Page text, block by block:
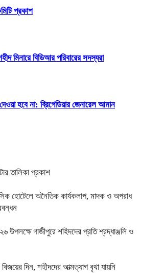
প্রকাশ
মিনারে বিডিআর পরিবারের সদস্যরা
হবে না: ব্রিগেডিয়ার জেনারেল আমান
তালিকা প্রকাশ
হোটেলে অনৈতিক কার্যকলাপ, মাদক ও অপরাধ
গাজীপুরে শহিদদের প্রতি শ্রদ্ধাঞ্জলি ও
দিন, শহীদদের আত্মত্যাগ বৃথা যায়নি